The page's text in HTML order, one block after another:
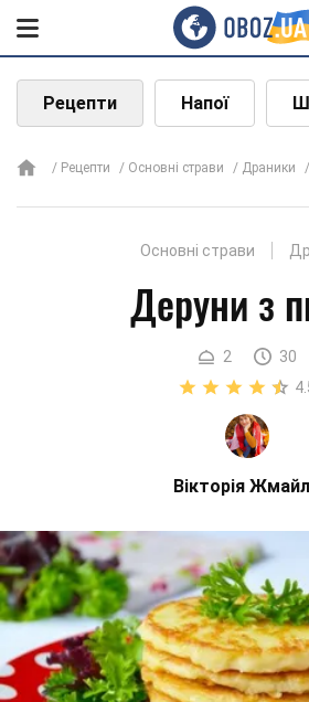
Рецепти Напої
Рецепти Основні страви Драники
Основні страви
Деруни з
2
30
Вікторія